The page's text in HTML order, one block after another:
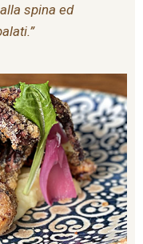
spina ed